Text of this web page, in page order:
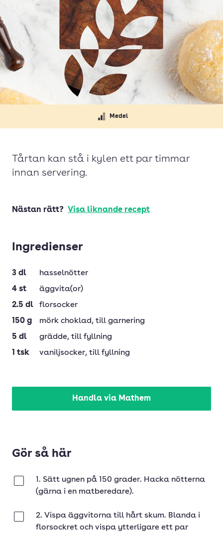
Medel
Tårtan kan stå i kylen ett par timmar
innan servering.
Nästan rätt? Visa liknande recept
Ingredienser
3 dl
hasselnötter
4 st
äggvita(or)
2.5 dl
florsocker
150 g mörk choklad, till garnering
5 dl grädde, till fyllning
1 tsk vaniljsocker, till fyllning
Handla via Mathem
Gör så här
1. Sätt ugnen på 150 grader. Hacka nötterna
(gärna i en matberedare).
2. Vispa äggvitorna till hårt skum. Blanda i
florsockret och vispa ytterligare ett par